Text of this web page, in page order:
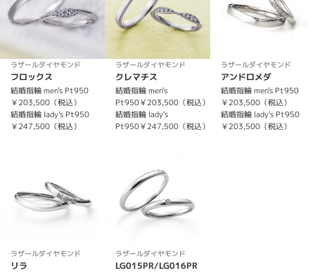
性別
レディース
メンズ
紹介文
カシオペア【LD530PRM/LD530PRL】
ラザールダイヤモンド
フロックス
結婚指輪 men's Pt950
￥203,500（税込）
結婚指輪 lady's Pt950
￥247,500（税込）
ラザールダイヤモンド
クレマチス
結婚指輪 men's
Pt950￥203,500（税込）
結婚指輪 lady's
Pt950￥247,500（税込）
ラザールダイヤモンド
アンドロメダ
結婚指輪 men's Pt950
￥203,500（税込）
結婚指輪 lady's Pt950
￥203,500（税込）
ラザールダイヤモンド
リラ
ラザールダイヤモンド
LG015PR/LG016PR